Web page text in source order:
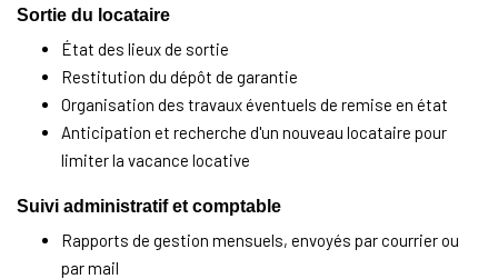
Sortie du locataire
État des lieux de sortie
Restitution du dépôt de garantie
Organisation des travaux éventuels de remise en état
Anticipation et recherche d'un nouveau locataire pour
limiter la vacance locative
Suivi administratif et comptable
Rapports de gestion mensuels, envoyés par courrier ou
par mail